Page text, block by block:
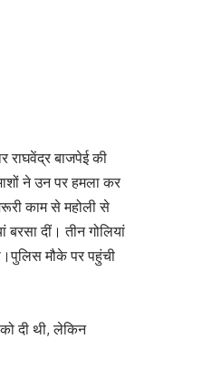
राघवेंद्र बाजपेई की
ने उन पर हमला कर
काम से महोली से
दीं। तीन गोलियां
मौके पर पहुंची
दी थी, लेकिन